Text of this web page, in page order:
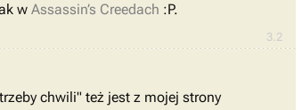
3.2
w Assassin’s Creedach :P.
chwili" też jest z mojej strony